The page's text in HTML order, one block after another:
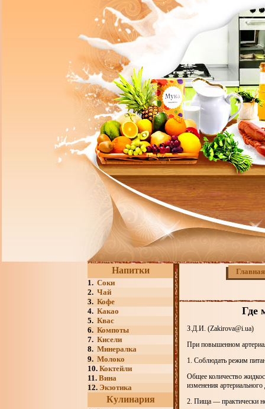
Напитки
1. Соки
2. Чай
3. Кофе
4. Какао
5. Квас
6. Компоты
7. Кисели
8. Минералка
9. Молоко
10. Коктейли
11. Вина
12. Экзотика
Кулинария
Главная
Где
З.Д.И. (Zakirova@i.ua)
При повышенном
1. Соблюдать режим
Общее количество
изменения
2. Пища — практически